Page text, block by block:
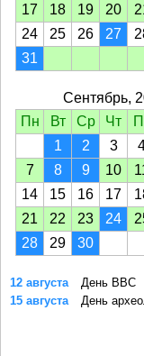
17
18 19 20
24
25 26 27
31
Сентябрь,
Пн
Вт Ср Чт
1
2 3
7
8 9 10
14
15 16 17
21
22 23 24
28
29 30
12 августа
День ВВС
15 августа
День